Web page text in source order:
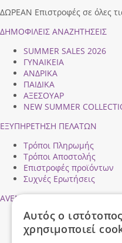
ΔΩΡΕΑΝ Επιστροφές σε όλες
ΔΗΜΟΦΙΛEIΣ ΑΝΑΖΗΤΗΣΕΙΣ
SUMMER SALES 2026
ΓΥΝΑΙΚΕΙΑ
ΑΝΔΡΙΚΑ
ΠΑΙΔΙΚΑ
ΑΞΕΣΟΥΑΡ
NEW SUMMER
ΕΞΥΠΗΡΕΤΗΣΗ ΠΕΛΑΤΩΝ
Τρόποι Πληρωμής
Τρόποι Αποστολής
Επιστροφές προϊόντων
Συχνές Ερωτήσεις
AVENTIS SHOES
Προφίλ εταιρείας
Ασφάλεια Συναλλαγών
Αυτός ο ιστότοπος
χρησιμοποιεί